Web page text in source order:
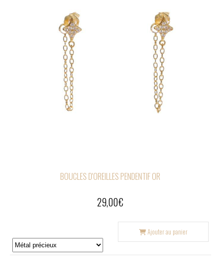
BOUCLES D'OREILLES PENDENTIF OR
29,00€
Ajouter au panier